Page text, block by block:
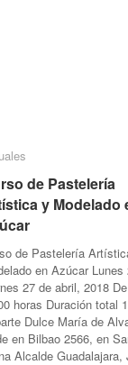
de Pastelería
y Modelado
de Pastelería
en Azúcar Lunes
27 de abril, 2018
horas Duración total
Dulce María de
en Bilbao 2566, en
Alcalde Guadalajara,
de Pastelería
y Modelado